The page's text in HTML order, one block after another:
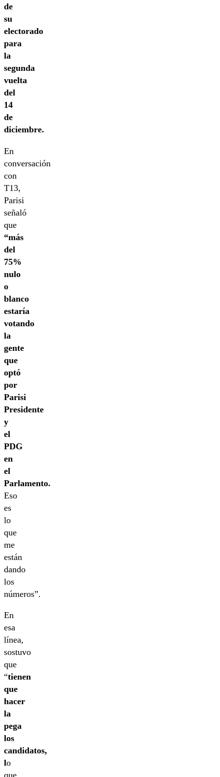
de
su
electorado
para
la
segunda
vuelta
del
14
de
diciembre.
En
conversación
con
T13,
Parisi
señaló
que
“más
del
75%
nulo
o
blanco
estaría
votando
la
gente
que
optó
por
Parisi
Presidente
y
el
PDG
en
el
Parlamento.
Eso
es
lo
que
me
están
dando
los
números”.
En
esa
línea,
sostuvo
que
“tienen
que
hacer
la
pega
los
candidatos,
lo
que